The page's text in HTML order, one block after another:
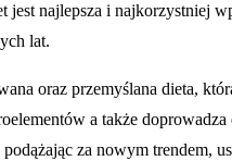
najlepsza i najkorzystniej
lat.
oraz przemyślana dieta,
a także
podążając za nowym